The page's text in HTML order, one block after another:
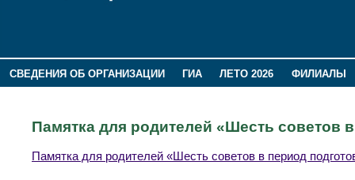
СВЕДЕНИЯ ОБ ОРГАНИЗАЦИИ ГИА ЛЕТО 2026
ФИЛИАЛЫ
Памятка для родителей «Шесть советов
Памятка для родителей «Шесть советов в период